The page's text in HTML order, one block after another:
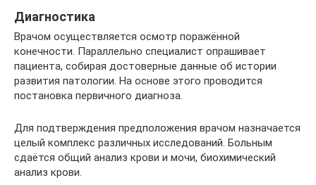
Диагностика
Врачом осуществляется осмотр поражённой
конечности. Параллельно специалист опрашивает
пациента, собирая достоверные данные об истории
развития патологии. На основе этого проводится
постановка первичного диагноза.
Для подтверждения предположения врачом назначается
целый комплекс различных исследований. Больным
сдаётся общий анализ крови и мочи, биохимический
анализ крови.